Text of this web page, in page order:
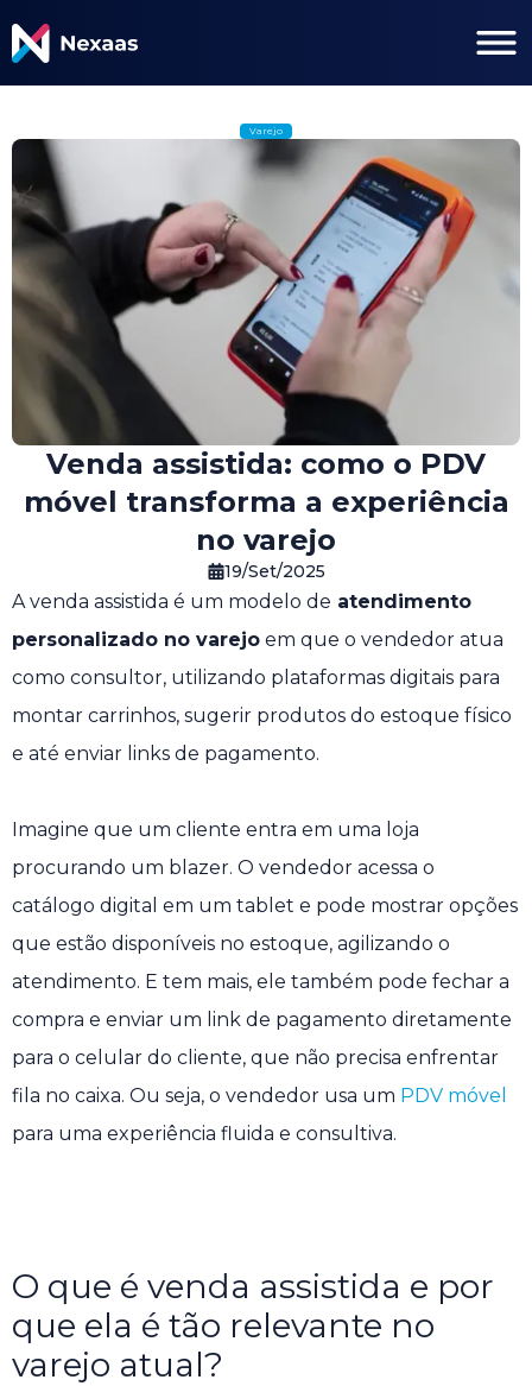
Varejo
Venda assistida: como o PDV
móvel transforma a experiência
no varejo
19/Set/2025
A venda assistida é um modelo de atendimento
personalizado no varejo em que o vendedor atua
como consultor, utilizando plataformas digitais para
montar carrinhos, sugerir produtos do estoque físico
e até enviar links de pagamento.
Imagine que um cliente entra em uma loja
procurando um blazer. O vendedor acessa o
catálogo digital em um tablet e pode mostrar opções
que estão disponíveis no estoque, agilizando o
atendimento. E tem mais, ele também pode fechar a
compra e enviar um link de pagamento diretamente
para o celular do cliente, que não precisa enfrentar
fila no caixa. Ou seja, o vendedor usa um PDV móvel
para uma experiência fluida e consultiva.
O que é venda assistida e por
que ela é tão relevante no
varejo atual?